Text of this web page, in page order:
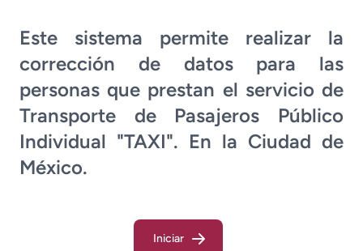
Este sistema permite realizar la
corrección de datos para las
personas que prestan el servicio de
Transporte de Pasajeros Público
Individual "TAXI". En la Ciudad de
México.
Iniciar